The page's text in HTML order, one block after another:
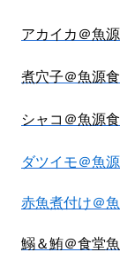
アカイカ＠魚
煮穴子＠魚源
シャコ＠魚源
ダツイモ＠魚
赤魚煮付け＠
鰯＆鮪＠食堂